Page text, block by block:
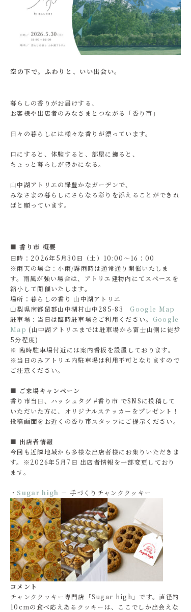
空の下で。ふわりと、いい出会い。
暮らしの香りがお届けする、
お客様や出店者のみなさまとつながる「香り市」
日々の暮らしには様々な香りが漂っています。
口にすると、体験すると、部屋に飾ると、
ちょっと暮らしが豊かになる。
山中湖アトリエの緑豊かなガーデンで、
みなさまの暮らしにさらなる彩りを添えることができれ
ばと願っています。
■ 香り市 概要
日時：2026年5月30日（土）10:00～16：00
※雨天の場合：小雨/霧雨時は通常通り開催いたしま
す。雨風が強い場合は、アトリエ建物内にてスペースを
縮小して開催いたします。
場所：暮らしの香り 山中湖アトリエ
山梨県南都留郡山中湖村山中285-83 Google Map
駐車場：当日は臨時駐車場をご利用ください。 Google
Map (山中湖アトリエまでは駐車場から富士山側に徒歩
5分程度)
※ 臨時駐車場付近には案内看板を設置しております。
※当日のみアトリエ内駐車場は利用不可となりますので
ご注意ください。
■ ご来場キャンペーン
香り市当日、ハッシュタグ #香り市 でSNSに投稿して
いただいた方に、オリジナルステッカーをプレゼント！
投稿画面をお近くの香り市スタッフにご提示ください。
■ 出店者情報
今回も近隣地域から多様な出店者様にお集りいただきま
す。※2026年5月7日 出店者情報を一部変更しており
ます。
・ Sugar high － 手づくりチャンククッキー
コメント
チャンククッキー専門店「Sugar high」です。直径約
10cmの食べ応えあるクッキーは、ここでしか出会えな